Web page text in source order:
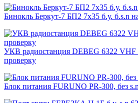
Бинокль Беркут-7 БП2 7х35 б.у. б.s.n
УКВ радиостанция DEBEG 6322 VHF
проверку
Блок питания FURUNO PR-300, без